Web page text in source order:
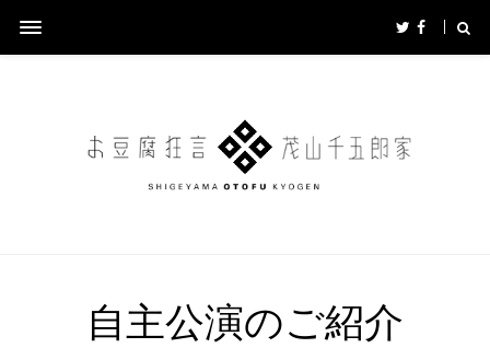
自主公演のご紹介